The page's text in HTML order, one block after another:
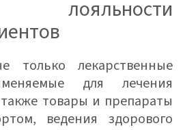
лояльности
только лекарственные
для лечения
товары и препараты
ведения здорового